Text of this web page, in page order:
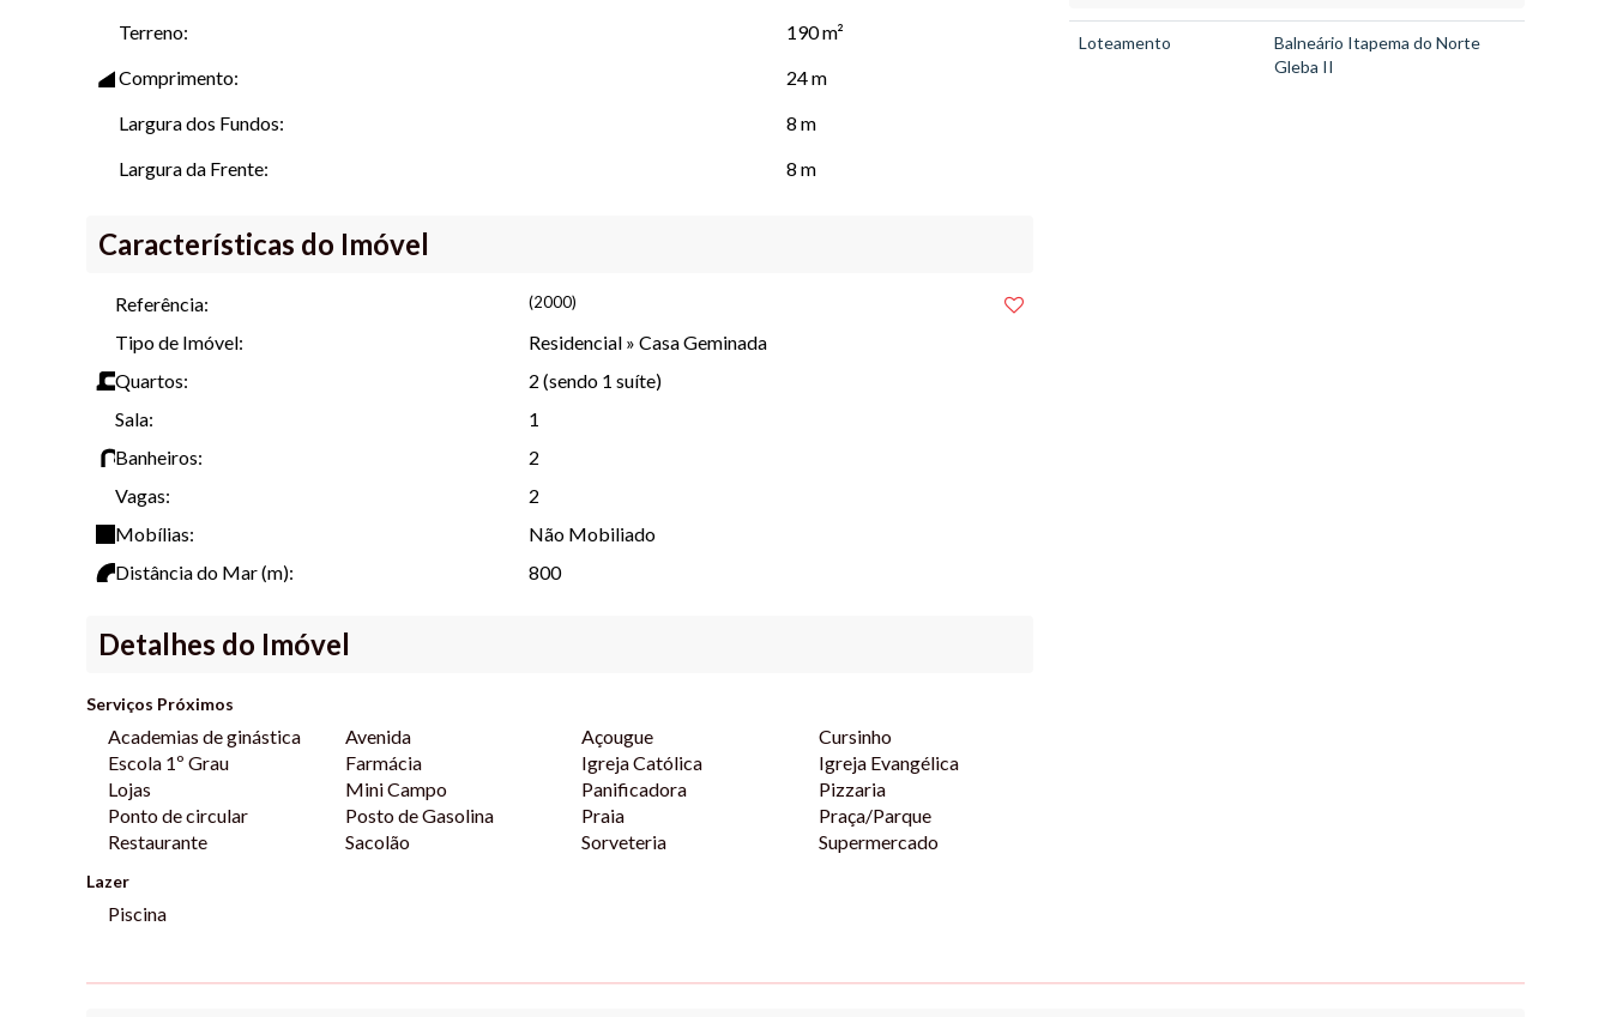
Este anúncio está sujeito a alterações de preço e disponibilidade. Para mais informações, entre em contato.
Terreno:
190 m²
Comprimento:
24 m
Largura dos Fundos:
8 m
Largura da Frente:
8 m
Características do Imóvel
Referência: (2000)
Tipo de Imóvel: Residencial » Casa Geminada
Quartos:
2 (sendo 1 suíte)
Sala:
1
Banheiros:
2
Vagas:
2
Mobílias:
Não Mobiliado
Distância do Mar (m):
800
Detalhes do Imóvel
Serviços Próximos
Academias de ginástica Avenida Açougue
Cursinho
Escola 1º Grau
Farmácia Igreja Católica
Igreja Evangélica
Lojas
Mini Campo Panificadora
Pizzaria
Ponto de circular
Posto de Gasolina Praia
Praça/Parque
Restaurante
Sacolão Sorveteria Supermercado
Lazer
Piscina
Loteamento
Balneário Itapema do Norte
Gleba II